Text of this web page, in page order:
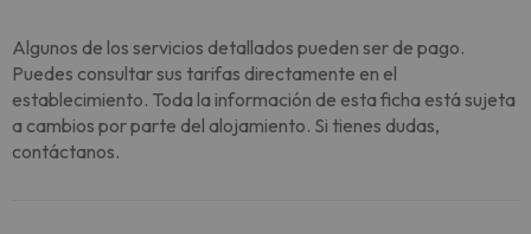
Algunos de los servicios detallados pueden ser de pago.
Puedes consultar sus tarifas directamente en el
establecimiento. Toda la información de esta ficha está sujeta
a cambios por parte del alojamiento. Si tienes dudas,
contáctanos.